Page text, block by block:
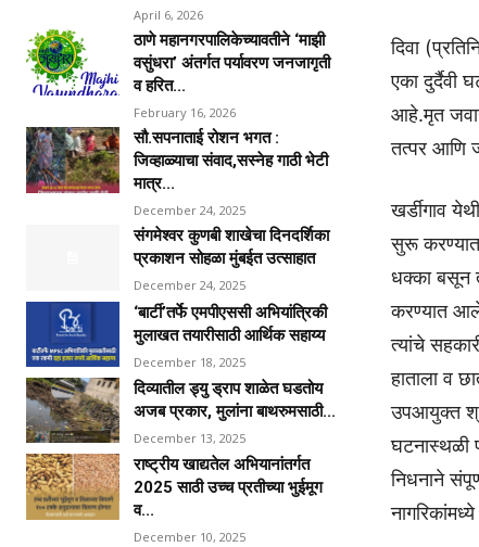
April 6, 2026
ठाणे महानगरपालिकेच्यावतीने ‘माझी
वसुंधरा’ अंतर्गत पर्यावरण जनजागृती
व हरित...
February 16, 2026
सौ.सपनाताई रोशन भगत :
जिव्हाळ्याचा संवाद,सस्नेह गाठी भेटी
मात्र...
December 24, 2025
संगमेश्वर कुणबी शाखेचा दिनदर्शिका
प्रकाशन सोहळा मुंबईत उत्साहात
December 24, 2025
‘बार्टी’तर्फे एमपीएससी अभियांत्रिकी
मुलाखत तयारीसाठी आर्थिक सहाय्य
December 18, 2025
दिव्यातील ड्यु ड्राप शाळेत घडतोय
अजब प्रकार, मुलांना बाथरुमसाठी...
December 13, 2025
राष्ट्रीय खाद्यतेल अभियानांतर्गत
2025 साठी उच्च प्रतीच्या भुईमूग
व...
December 10, 2025
दिवा
एका दुर्दैवी
आहे.मृत
तत्पर आणि
खर्डीगाव
सुरू करण्यात
धक्का बसून
करण्यात
त्यांचे
हाताला व
उपआयुक्त
घटनास्थळी
निधनाने